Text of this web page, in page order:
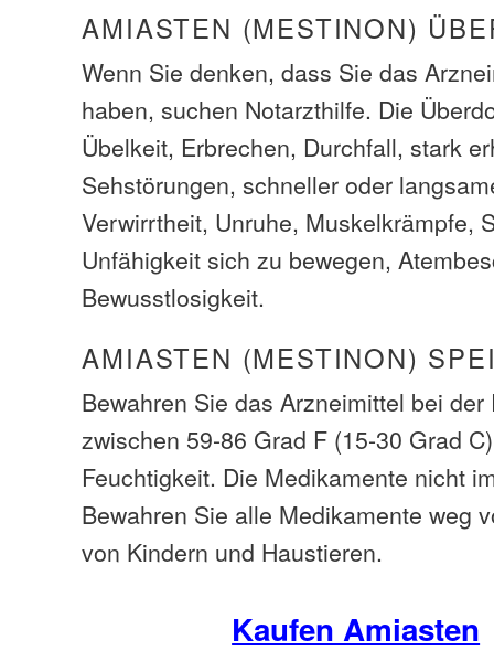
AMIASTEN (MESTINON)
Wenn Sie denken, dass Sie das
haben, suchen Notarzthilfe. Die
Übelkeit, Erbrechen, Durchfall, stark
Sehstörungen, schneller oder
Verwirrtheit, Unruhe, Muskelkrämpfe,
Unfähigkeit sich zu bewegen,
Bewusstlosigkeit.
AMIASTEN (MESTINON)
Bewahren Sie das Arzneimittel bei
zwischen 59-86 Grad F (15-30 Grad
Feuchtigkeit. Die Medikamente nicht
Bewahren Sie alle Medikamente weg
von Kindern und Haustieren.
Kaufen Amiasten